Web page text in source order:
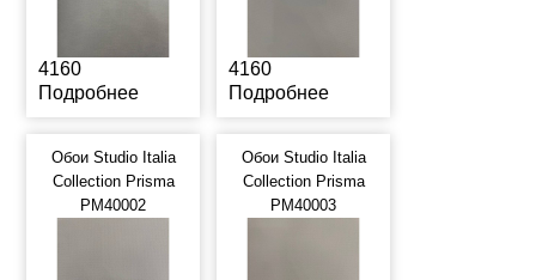
4160
Подробнее
4160
Подробнее
Обои Studio Italia
Collection Prisma
PM40002
Обои Studio Italia
Collection Prisma
PM40003